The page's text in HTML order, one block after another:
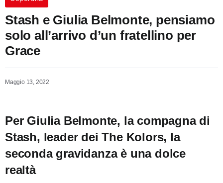
Stash e Giulia Belmonte, pensiamo
solo all’arrivo d’un fratellino per
Grace
Maggio 13, 2022
Per Giulia Belmonte, la compagna di
Stash, leader dei The Kolors, la
seconda gravidanza è una dolce
realtà